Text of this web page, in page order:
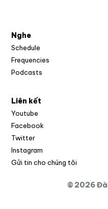
Nghe
Schedule
Frequencies
Podcasts
Liên kết
Youtube
Facebook
Twitter
Instagram
Gửi tin cho chúng tôi
© 2026